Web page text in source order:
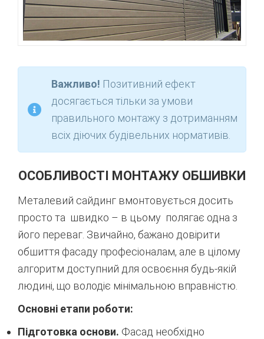
Важливо! Позитивний ефект
досягається тільки за умови
правильного монтажу з дотриманням
всіх діючих будівельних нормативів.
ОСОБЛИВОСТІ МОНТАЖУ ОБШИВКИ
Металевий сайдинг вмонтовується досить
просто та швидко – в цьому полягає одна з
його переваг. Звичайно, бажано довірити
обшиття фасаду професіоналам, але в цілому
алгоритм доступний для освоєння будь-якій
людині, що володіє мінімальною вправністю.
Основні етапи роботи:
Підготовка основи. Фасад необхідно